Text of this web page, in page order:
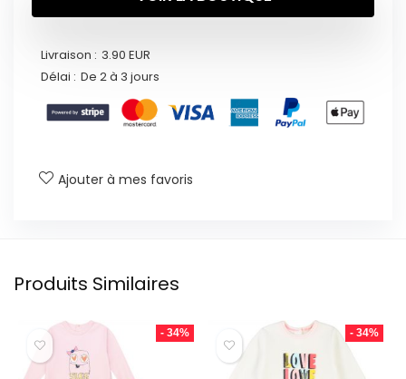
Livraison : 3.90 EUR
Délai : De 2 à 3 jours
Ajouter à mes favoris
Produits Similaires
- 34% - 34%